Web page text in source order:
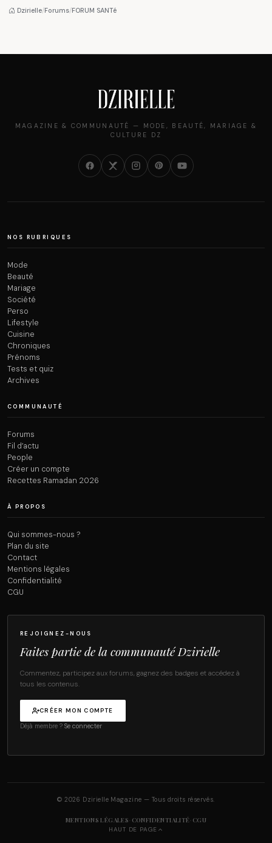
pièce mode de l'été
Dzirielle/Forums/FORUM SANTé
MAGAZINE & COMMUNAUTÉ — MODE, BEAUTÉ, MARIAGE &
CULTURE DZ
NOS RUBRIQUES
Mode
Beauté
Mariage
Société
Perso
Lifestyle
Cuisine
Chroniques
Prénoms
Tests et quiz
Archives
COMMUNAUTÉ
Forums
Fil d’actu
People
Créer un compte
Recettes Ramadan 2026
À PROPOS
Qui sommes-nous ?
Plan du site
Contact
Mentions légales
Confidentialité
CGU
REJOIGNEZ-NOUS
Faites partie de la communauté Dzirielle
Commentez, participez aux forums, gagnez des badges et accédez à
tous les contenus.
CRÉER MON COMPTE
Déjà membre ? Se connecter
© 2026 Dzirielle Magazine — Tous droits réservés.
MENTIONS LÉGALES CONFIDENTIALITÉ CGU
HAUT DE PAGE